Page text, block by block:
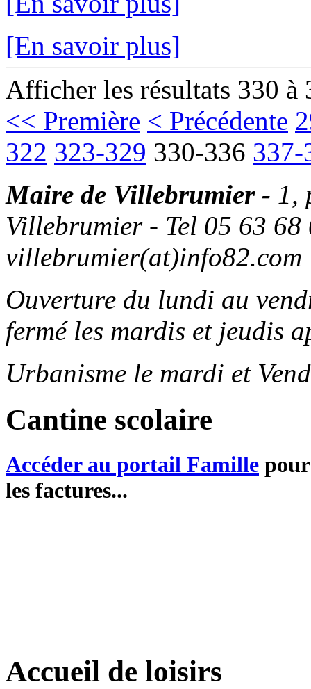
[En savoir plus]
Afficher les résultats 330 à
<< Première < Précédente
322 323-329 330-336 337-
Maire de Villebrumier - 1,
Villebrumier - Tel 05 63
villebrumier(at)info82.com
Ouverture du lundi au
fermé les mardis et jeudis
Urbanisme le mardi et
Cantine scolaire
Accéder au portail Famille
les factures...
Accueil de loisirs